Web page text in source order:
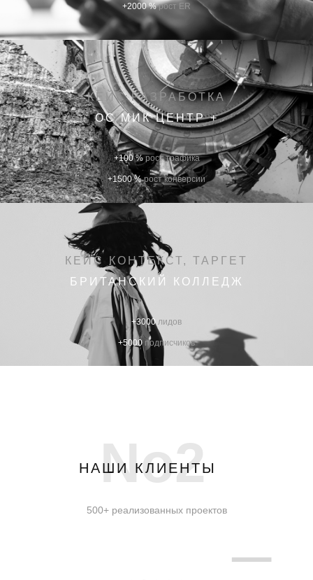
+2000 %рост ER
КЕЙС РАЗРАБОТКА
ОС МИК ЦЕНТР +
+100 %рост трафика
+1500 %рост конверсии
КЕЙС КОНТЕКСТ, ТАРГЕТ
БРИТАНСКИЙ КОЛЛЕДЖ
+3000 лидов
+5000подписчиков
No2
НАШИ КЛИЕНТЫ
500+ реализованных проектов